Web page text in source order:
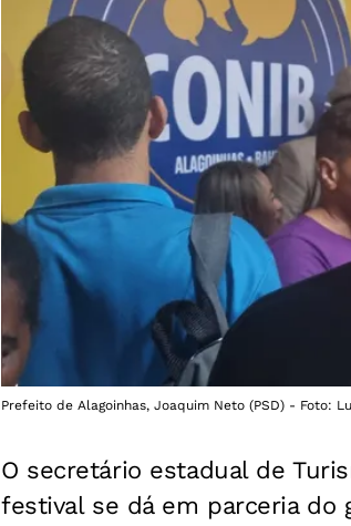
Prefeito de Alagoinhas, Joaquim Neto (PSD) - Foto:
O secretário estadual de
festival se dá em parceria do